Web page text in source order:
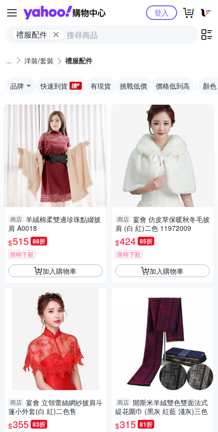
Yahoo購物中心
禮服配件
登入
洋裝/套裝 禮服配件
品牌 快速到貨 有現貨 挑戰低價 價格低到高 顏色
商店 羊絨棉柔雙邊珍珠點綴披
肩 A0018
$515 88折
限時下殺
加入購物車
商店 宴會 立領蕾絲網紗披肩斗
篷小外套(白 紅)二色售
$355 83折
商店 宴會 仿皮草保暖秋冬毛披
肩 (白 紅)二色 11972009
$424 85折
限時下殺
加入購物車
商店 開斯米羊絨雙色雙面法式
緹花圍巾 (黑灰 紅藍 淺灰)三色
$315 81折